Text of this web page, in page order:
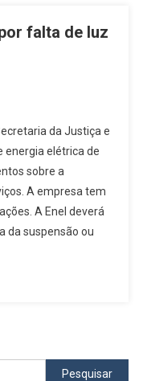
falta de luz
da Justiça e
energia elétrica de
sobre a
A empresa tem
A Enel deverá
da suspensão ou
Pesquisar